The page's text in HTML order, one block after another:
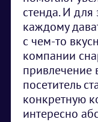
стенда. И для
каждому
с чем-то
компании
посетитель
конкретную
интересно